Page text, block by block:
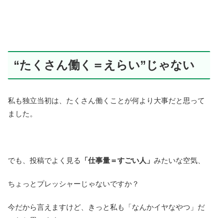
“たくさん働く＝えらい”じゃない
私も独立当初は、たくさん働くことが何より大事だと思って
ました。
でも、投稿でよく見る 「仕事量＝すごい人」 みたいな空気、
ちょっとプレッシャーじゃないですか？
今だから言えますけど、きっと私も「なんかイヤなやつ」だ